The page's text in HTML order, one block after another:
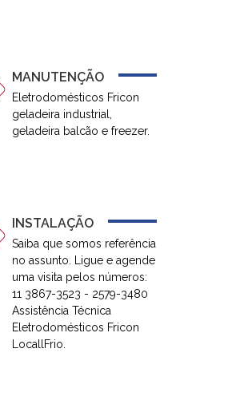
MANUTENÇÃO
Eletrodomésticos Fricon
geladeira industrial,
geladeira balcão e freezer.
INSTALAÇÃO
Saiba que somos referência
no assunto. Ligue e agende
uma visita pelos números:
11 3867-3523 - 2579-3480
Assistência Técnica
Eletrodomésticos Fricon
LocallFrio.